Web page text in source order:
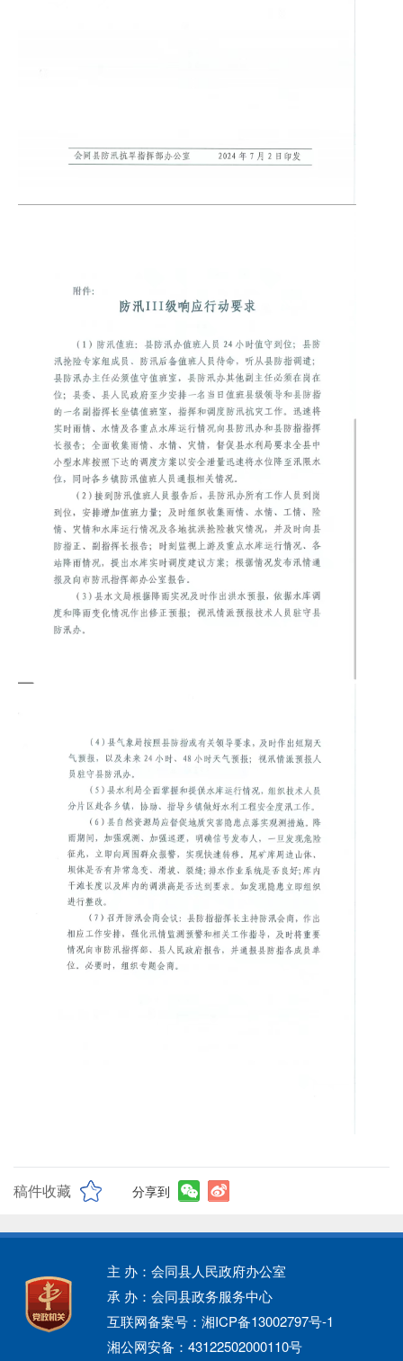
稿件收藏 分享到
主 办：会同县人民政府办公室
承 办：会同县政务服务中心
互联网备案号：湘ICP备13002797号-1
湘公网安备：43122502000110号